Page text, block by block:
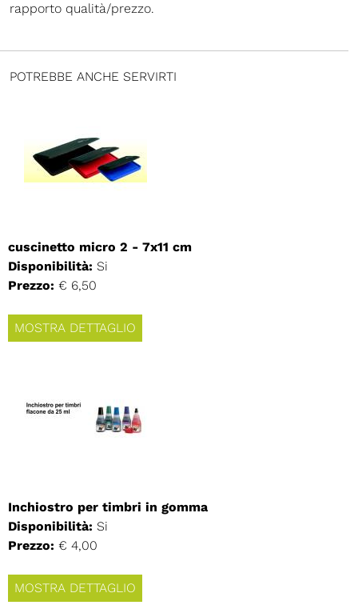
rapporto qualità/prezzo.
POTREBBE ANCHE SERVIRTI
cuscinetto micro 2 - 7x11 cm
Disponibilità: Si
Prezzo: € 6,50
MOSTRA DETTAGLIO
Inchiostro per timbri in gomma
Disponibilità: Si
Prezzo: € 4,00
MOSTRA DETTAGLIO